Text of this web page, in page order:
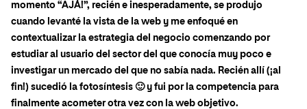
momento “AJÁ!”, recién e inesperadamente, se produjo
cuando levanté la vista de la web y me enfoqué en
contextualizar la estrategia del negocio comenzando por
estudiar al usuario del sector del que conocía muy poco e
investigar un mercado del que no sabía nada. Recién allí (¡al
fin!) sucedió la fotosíntesis 🙂 y fui por la competencia para
finalmente acometer otra vez con la web objetivo.